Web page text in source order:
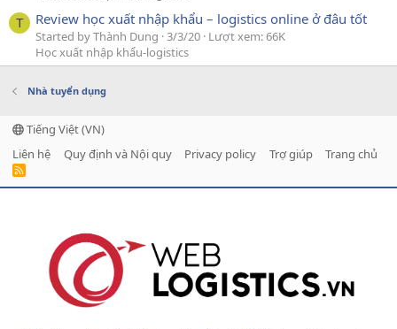
T Review học xuất nhập khẩu – logistics online ở đâu tốt
Started by Thành Dung 3/3/20 Lượt xem: 66K
Học xuất nhập khẩu-logistics
Nhà tuyển dụng
Tiếng Việt (VN)
Liên hệ
Quy định và Nội quy Privacy policy Trợ giúp Trang chủ
R